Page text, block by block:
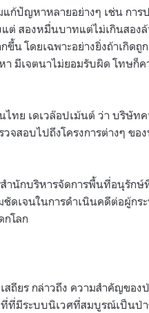
ก้ปัญหาหลายอย่างๆ เช่น กา
สองหมื่นบาทแต่ไม่เกินสองล้
น โดยเฉพาะอย่างยิ่งถ้าเกิด
มีเจตนาไม่ยอมรับผิด โทษก็
ไทย เดเวล๊อปเม้นต์ ว่า บริษัท
จสอบไปถึงโครงการต่างๆ ข
ำนักบริหารจัดการพื้นที่อนุรักษ์
เจนในการดำเนินคดีต่อผู้กร
กโลก
ถียร กล่าวถึง ความสำคัญของ
ที่มีระบบนิเวศที่สมบูรณ์เป็นป่